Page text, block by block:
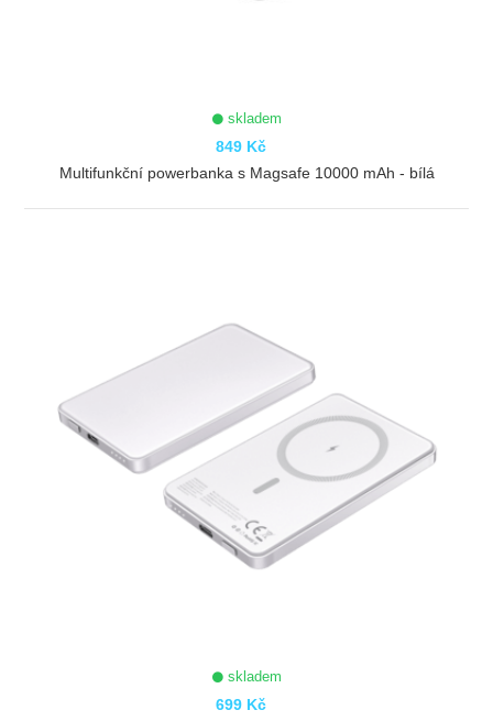
skladem
849 Kč
Multifunkční powerbanka s Magsafe 10000 mAh - bílá
skladem
699 Kč